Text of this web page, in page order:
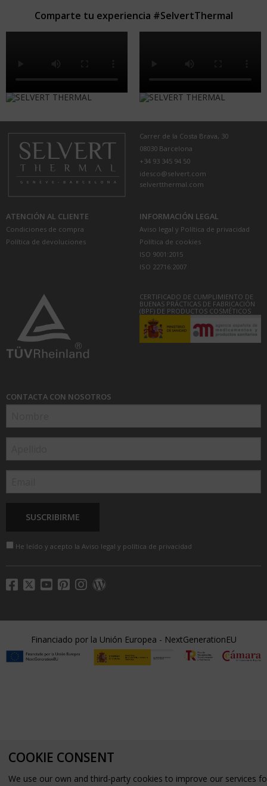
Comparte tu experiencia #SelvertThermal
Carrer de la Costa Brava, 30
08030 Barcelona
+34 93 345 94 50
idesco@selvert.com
selvertthermal.com
ATENCIÓN AL CLIENTE
Condiciones de compra
Política de devoluciones
INFORMACIÓN LEGAL
Aviso legal y Política de privacidad
Política de cookies
ISO 9001:2015
ISO 22716:2007
CERTIFICADO DE CUMPLIMIENTO DE
BUENAS PRÁCTICAS DE FABRICACIÓN
(BPF) DE PRODUCTOS COSMÉTICOS
CONTACTA CON NOSOTROS
He leído y acepto la Aviso legal y política de privacidad
Financiado por la Unión Europea - NextGenerationEU
COOKIE CONSENT
We use our own and third-party cookies to improve our services